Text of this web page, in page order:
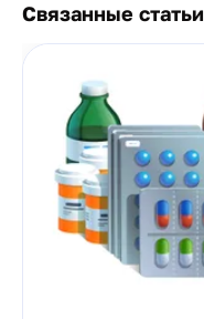
Связанные статьи